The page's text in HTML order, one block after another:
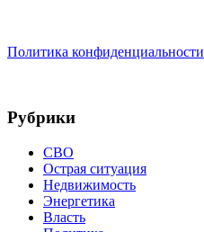
Политика конфиденциальности
Рубрики
СВО
Острая ситуация
Недвижимость
Энергетика
Власть